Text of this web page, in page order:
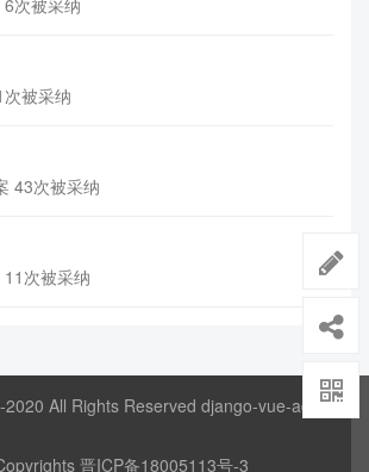
被采纳
43次被采纳
次被采纳
All Rights Reserved django-vue-admin
晋ICP备18005113号-3